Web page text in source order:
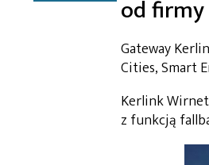
od
Gateway
Cities, Smart
Kerlink
z funkcją